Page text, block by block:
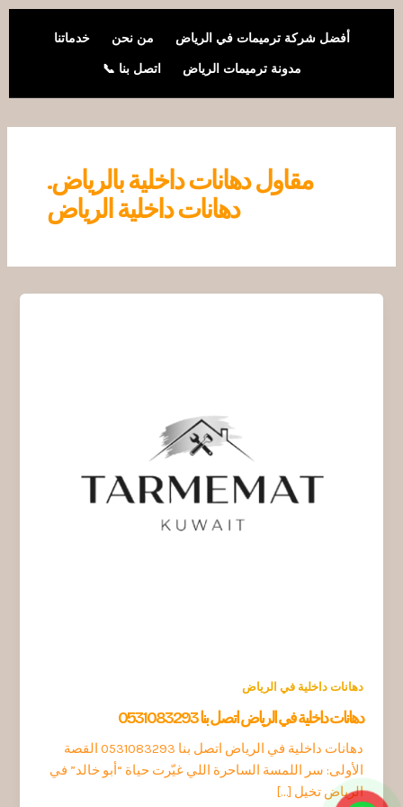
أفضل شركة ترميمات في الرياض من نحن خدماتنا
مدونة ترميمات الرياض اتصل بنا 📞
تخطي
مقاول دهانات داخلية بالرياض.
دهانات داخلية الرياض
دهانات داخلية في الرياض
دهانات داخلية في الرياض اتصل بنا 0531083293
دهانات داخلية في الرياض اتصل بنا 0531083293 القصة
الأولى: سر اللمسة الساحرة اللي غيّرت حياة “أبو خالد” في
الرياض تخيل […]